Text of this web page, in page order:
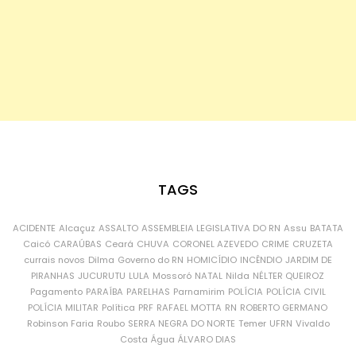
TAGS
ACIDENTE Alcaçuz ASSALTO ASSEMBLEIA LEGISLATIVA DO RN Assu BATATA
Caicó CARAÚBAS Ceará CHUVA CORONEL AZEVEDO CRIME CRUZETA
currais novos Dilma Governo do RN HOMICÍDIO INCÊNDIO JARDIM DE
PIRANHAS JUCURUTU LULA Mossoró NATAL Nilda NÉLTER QUEIROZ
Pagamento PARAÍBA PARELHAS Parnamirim POLÍCIA POLÍCIA CIVIL
POLÍCIA MILITAR Política PRF RAFAEL MOTTA RN ROBERTO GERMANO
Robinson Faria Roubo SERRA NEGRA DO NORTE Temer UFRN Vivaldo
Costa Água ÁLVARO DIAS